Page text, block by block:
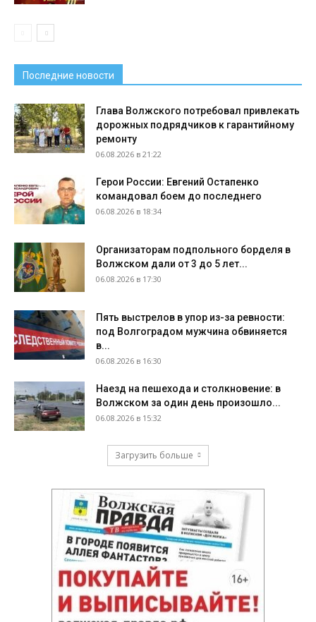
Последние новости
Глава Волжского потребовал привлекать
дорожных подрядчиков к гарантийному
ремонту
06.08.2026 в 21:22
Герои России: Евгений Остапенко
командовал боем до последнего
06.08.2026 в 18:34
Организаторам подпольного борделя в
Волжском дали от 3 до 5 лет...
06.08.2026 в 17:30
Пять выстрелов в упор из-за ревности:
под Волгоградом мужчина обвиняется
в...
06.08.2026 в 16:30
Наезд на пешехода и столкновение: в
Волжском за один день произошло...
06.08.2026 в 15:32
Загрузить больше